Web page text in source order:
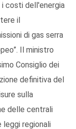
i costi dell'energia
il
di gas serra
Il ministro
Consiglio dei
definitiva del
sulla
delle centrali
leggi regionali